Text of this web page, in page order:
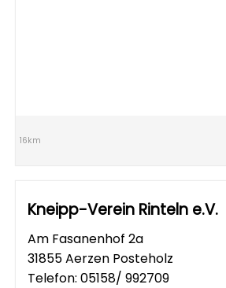
16km
Kneipp-Verein Rinteln e.V.
Am Fasanenhof 2a
31855 Aerzen Posteholz
Telefon: 05158/ 992709